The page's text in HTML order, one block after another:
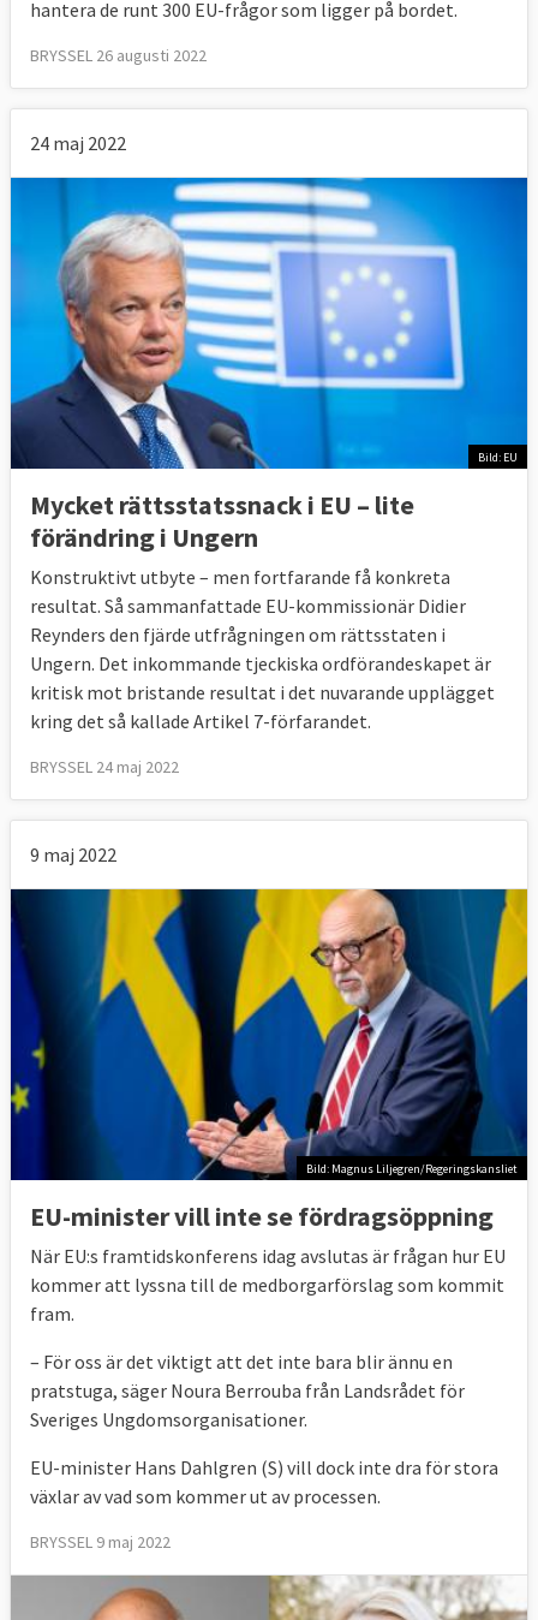
hantera de runt 300 EU-frågor som ligger på bordet.
BRYSSEL 26 augusti 2022
24 maj 2022
Bild: EU
Mycket rättsstatssnack i EU – lite
förändring i Ungern
Konstruktivt utbyte – men fortfarande få konkreta
resultat. Så sammanfattade EU-kommissionär Didier
Reynders den fjärde utfrågningen om rättsstaten i
Ungern. Det inkommande tjeckiska ordförandeskapet är
kritisk mot bristande resultat i det nuvarande upplägget
kring det så kallade Artikel 7-förfarandet.
BRYSSEL 24 maj 2022
9 maj 2022
Bild: Magnus Liljegren/Regeringskansliet
EU-minister vill inte se fördragsöppning
När EU:s framtidskonferens idag avslutas är frågan hur EU
kommer att lyssna till de medborgarförslag som kommit
fram.
– För oss är det viktigt att det inte bara blir ännu en
pratstuga, säger Noura Berrouba från Landsrådet för
Sveriges Ungdomsorganisationer.
EU-minister Hans Dahlgren (S) vill dock inte dra för stora
växlar av vad som kommer ut av processen.
BRYSSEL 9 maj 2022